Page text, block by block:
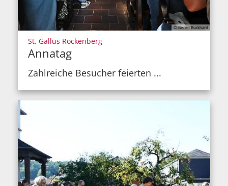
© Bernd Burkhard
St. Gallus Rockenberg:
Annatag
Zahlreiche Besucher feierten ...